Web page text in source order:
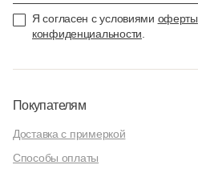
Я согласен с условиями оферты
конфиденциальности
Покупателям
Доставка с примеркой
Способы оплаты